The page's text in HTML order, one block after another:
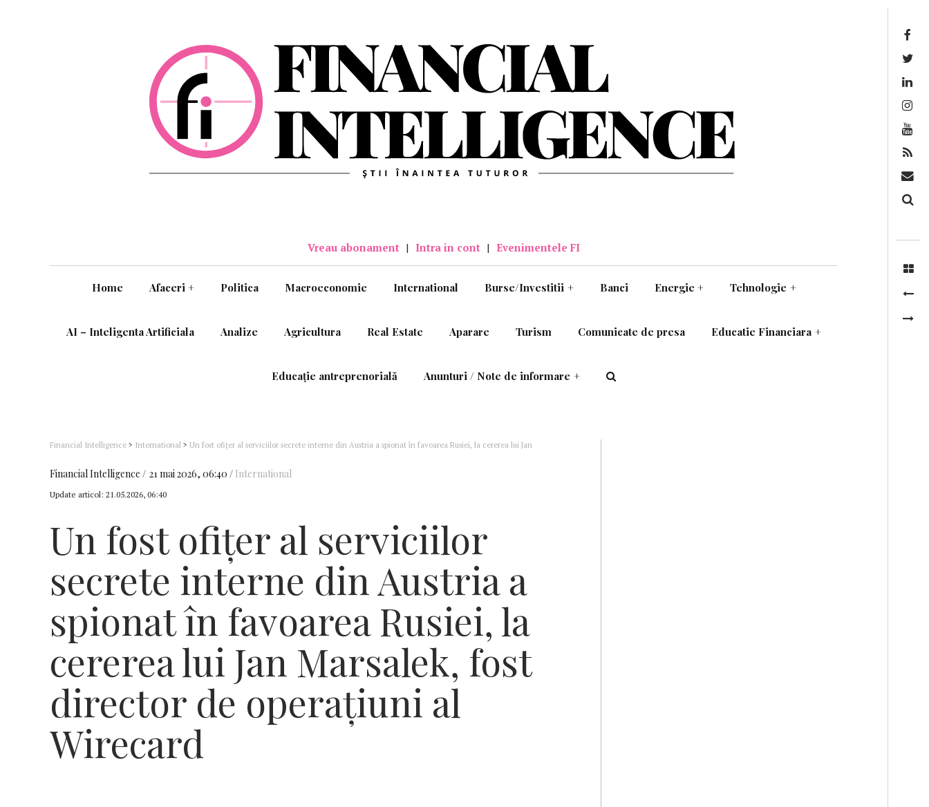
Vreau abonament | Intra in cont | Evenimentele FI
Home Afaceri + Politica Macroeconomie International Burse/Investitii + Banci Energie + Tehnologie +
AI – Inteligenta Artificiala Analize Agricultura Real Estate Aparare Turism Comunicate de presa Educatie Financiara +
Educație antreprenorială Anunturi / Note de informare +
Financial Intelligence > International > Un fost ofițer al serviciilor secrete interne din Austria a spionat în favoarea Rusiei, la cererea lui Jan
Financial Intelligence 21 mai 2026, 06:40 International
Update articol: 21.05.2026, 06:40
Un fost ofițer al serviciilor
secrete interne din Austria a
spionat în favoarea Rusiei, la
cererea lui Jan Marsalek, fost
director de operațiuni al
Wirecard